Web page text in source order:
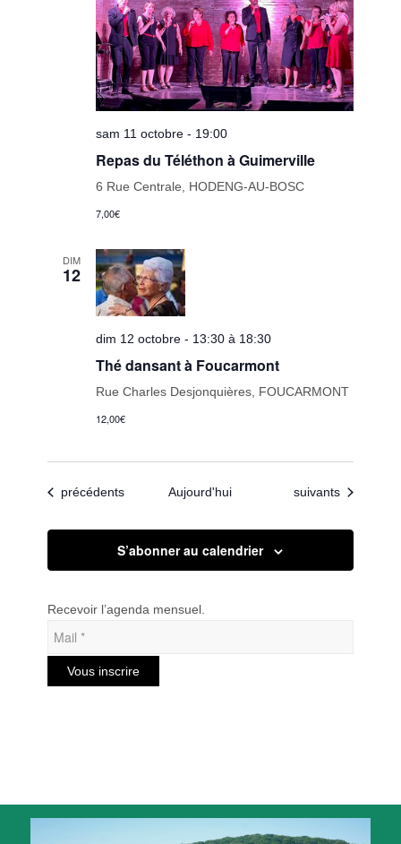
sam 11 octobre - 19:00
Repas du Téléthon à Guimerville
6 Rue Centrale, HODENG-AU-BOSC
7,00€
DIM
12
dim 12 octobre - 13:30 à 18:30
Thé dansant à Foucarmont
Rue Charles Desjonquières, FOUCARMONT
12,00€
Évènements
précédents Aujourd'hui Évènements
suivants
S’abonner au calendrier
Recevoir l’agenda mensuel.